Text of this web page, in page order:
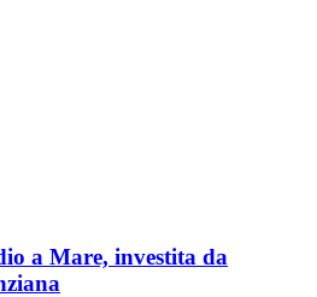
a Mare, investita da